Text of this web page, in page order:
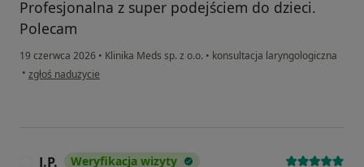
Profesjonalna z super podejściem do dzieci.
Polecam
19 czerwca 2026 • Klinika Meds sp. z o.o. • konsultacja laryngologiczna
• w opinii użytkownika Łukasz
zgłoś nadużycie
J.P. Weryfikacja wizyty